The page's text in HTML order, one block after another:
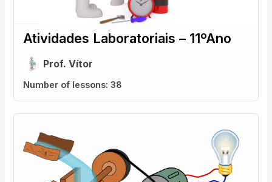
Atividades Laboratoriais – 11ºAno
Prof. Vítor
Number of lessons:38